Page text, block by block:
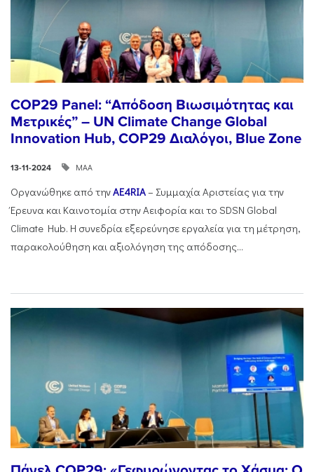
COP29 Panel: “Απόδοση Βιωσιμότητας και
Μετρικές” – UN Climate Change Global
Innovation Hub, COP29 Διαλόγοι, Blue Zone
13-11-2024 ΜΑΑ
Οργανώθηκε από τηνAE4RIA– Συμμαχία Αριστείας για την
Έρευνα και Καινοτομία στην Αειφορία και το SDSN Global
Climate Hub. Η συνεδρία εξερεύνησε εργαλεία για τη μέτρηση,
παρακολούθηση και αξιολόγηση της απόδοσης...